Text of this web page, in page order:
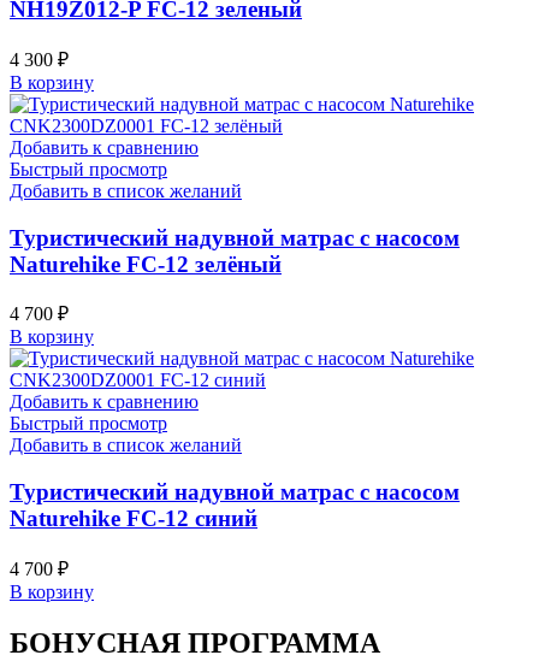
NH19Z012-P FC-12 зеленый
4 300 ₽
В корзину
Добавить к сравнению
Быстрый просмотр
Добавить в список желаний
Туристический надувной матрас с насосом
Naturehike FC-12 зелёный
4 700 ₽
В корзину
Добавить к сравнению
Быстрый просмотр
Добавить в список желаний
Туристический надувной матрас с насосом
Naturehike FC-12 синий
4 700 ₽
В корзину
БОНУСНАЯ ПРОГРАММА